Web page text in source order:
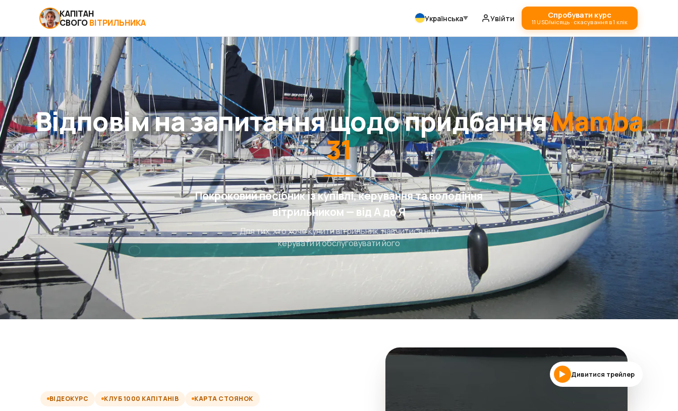
КАПІТАН
СВОГОВІТРИЛЬНИКА Українська Увійти Спробувати курс
11 USD/місяць · скасування в 1 клік
Відповім на запитання щодо придбанняMamba
31
Покроковий посібник із купівлі, керування та володіння
вітрильником — від А до Я
Для тих, хто хоче купити вітрильник, навчитися ним
керувати й обслуговувати його
ВІДЕОКУРС КЛУБ 1000 КАПІТАНІВ КАРТА СТОЯНОК
Дивитися трейлер